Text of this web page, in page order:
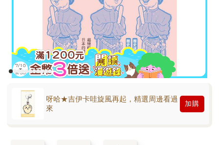
呀哈★吉伊卡哇旋風再起，精選周邊看過
來
加購